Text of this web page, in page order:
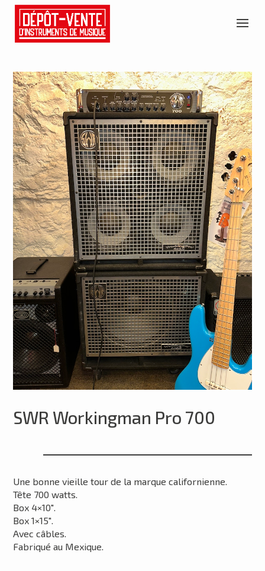
SWR Workingman Pro 700
Une bonne vieille tour de la marque californienne.
Tête 700 watts.
Box 4×10″.
Box 1×15″.
Avec câbles.
Fabriqué au Mexique.